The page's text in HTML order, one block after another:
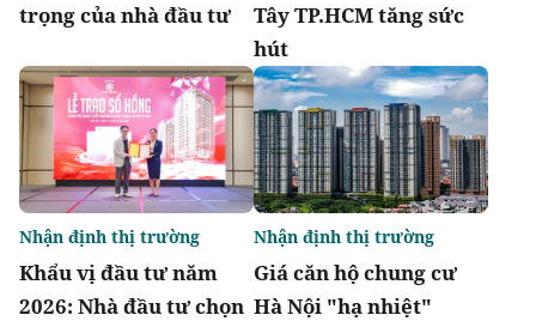
trọng của nhà đầu tư
Tây TP.HCM tăng sức
hút
Khẩu vị đầu tư năm
2026: Nhà đầu tư chọn
Nhận định thị trường
Giá căn hộ chung cư
Hà Nội "hạ nhiệt"
Nhận định thị trường